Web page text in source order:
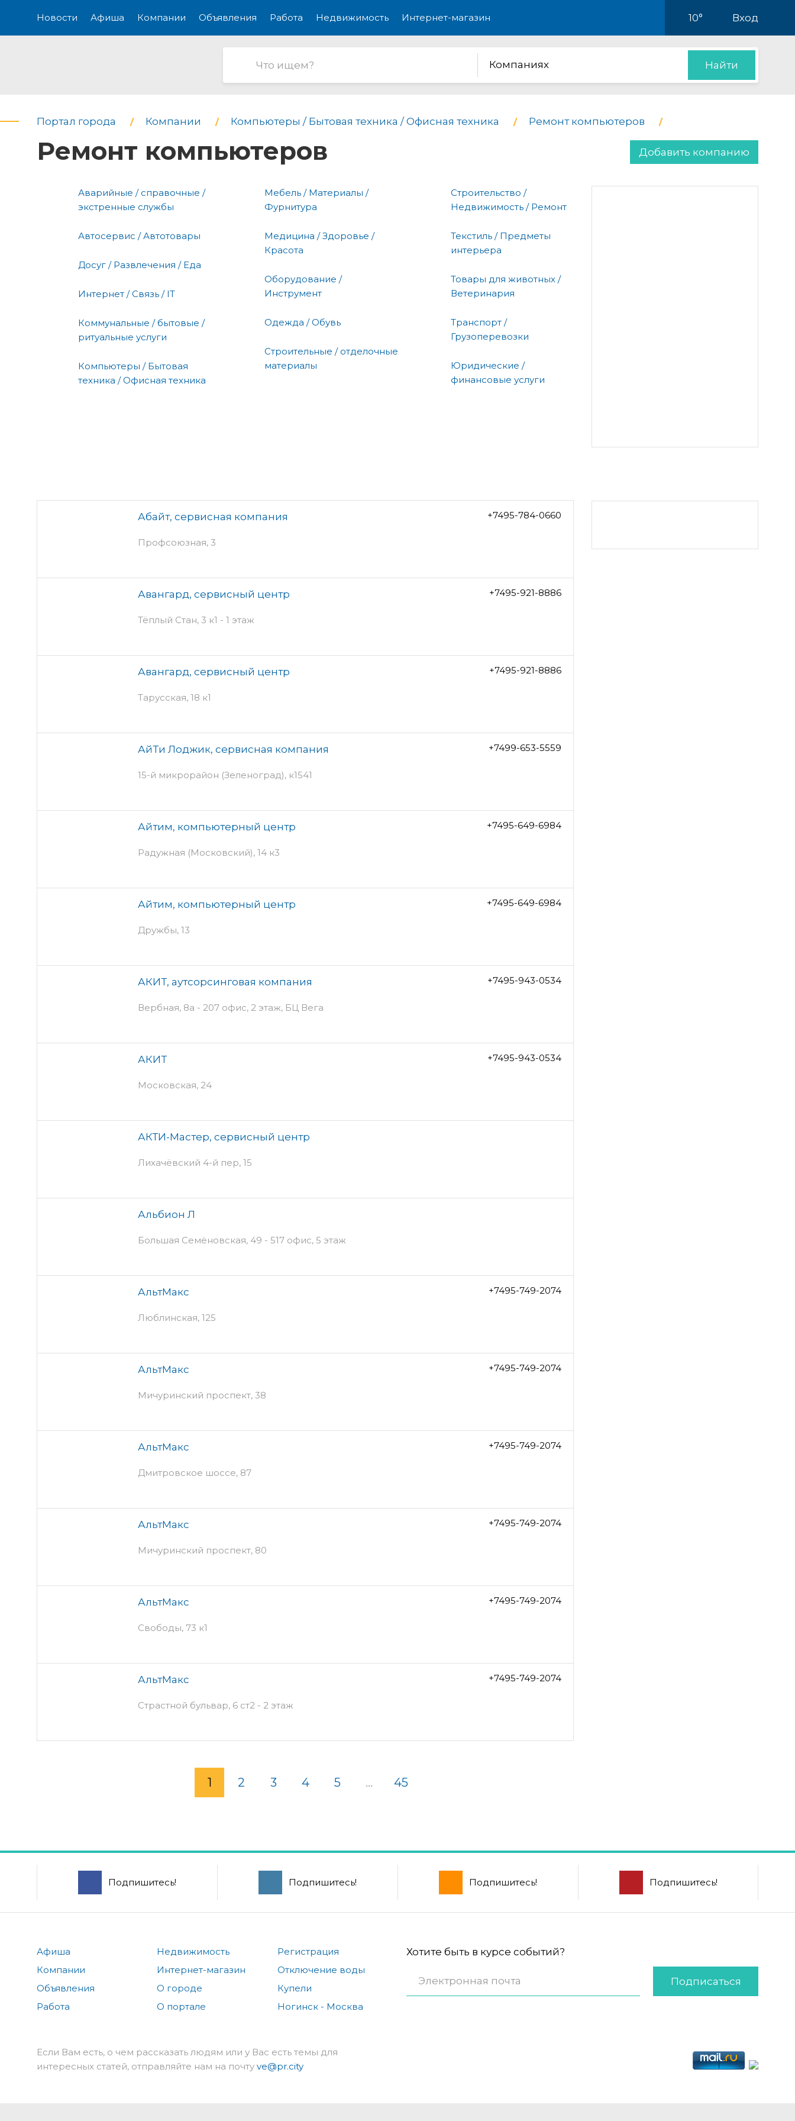
Новости Афиша Компании Объявления Работа Недвижимость Интернет-магазин 10° Вход
Компаниях Найти
Портал города Компании Компьютеры / Бытовая техника / Офисная техника Ремонт компьютеров
Ремонт компьютеров Добавить компанию
Аварийные / справочные /
экстренные службы
Автосервис / Автотовары
Досуг / Развлечения / Еда
Интернет / Связь / IT
Коммунальные / бытовые /
ритуальные услуги
Компьютеры / Бытовая
техника / Офисная техника
Мебель / Материалы /
Фурнитура
Медицина / Здоровье /
Красота
Оборудование /
Инструмент
Одежда / Обувь
Строительные / отделочные
материалы
Строительство /
Недвижимость / Ремонт
Текстиль / Предметы
интерьера
Товары для животных /
Ветеринария
Транспорт /
Грузоперевозки
Юридические /
финансовые услуги
Абайт, сервисная компания
Профсоюзная, 3
+7495-784-0660
Авангард, сервисный центр
Тёплый Стан, 3 к1 - 1 этаж
+7495-921-8886
Авангард, сервисный центр
Тарусская, 18 к1
+7495-921-8886
АйТи Лоджик, сервисная компания
15-й микрорайон (Зеленоград), к1541
+7499-653-5559
Айтим, компьютерный центр
Радужная (Московский), 14 к3
+7495-649-6984
Айтим, компьютерный центр
Дружбы, 13
+7495-649-6984
АКИТ, аутсорсинговая компания
Вербная, 8а - 207 офис, 2 этаж, БЦ Вега
+7495-943-0534
АКИТ
Московская, 24
+7495-943-0534
АКТИ-Мастер, сервисный центр
Лихачёвский 4-й пер, 15
Альбион Л
Большая Семёновская, 49 - 517 офис, 5 этаж
АльтМакс
Люблинская, 125
+7495-749-2074
АльтМакс
Мичуринский проспект, 38
+7495-749-2074
АльтМакс
Дмитровское шоссе, 87
+7495-749-2074
АльтМакс
Мичуринский проспект, 80
+7495-749-2074
АльтМакс
Свободы, 73 к1
+7495-749-2074
АльтМакс
Страстной бульвар, 6 ст2 - 2 этаж
+7495-749-2074
1 2 3 4 5 ... 45
Подпишитесь! Подпишитесь! Подпишитесь! Подпишитесь!
Афиша
Компании
Объявления
Работа
Недвижимость
Интернет-магазин
О городе
О портале
Регистрация
Отключение воды
Купели
Ногинск - Москва
Хотите быть в курсе событий?
Подписаться
Если Вам есть, о чем рассказать людям или у Вас есть темы для
интересных статей, отправляйте нам на почту ve@pr.city